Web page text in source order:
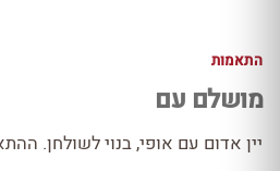
התאמות
מושלם עם
יין אדום עם אופי, בנוי לשולחן.